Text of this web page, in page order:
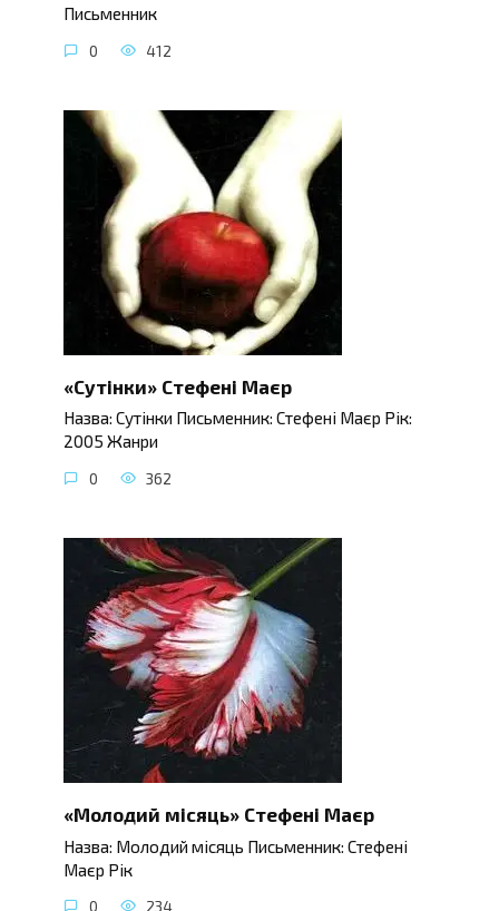
Письменник
0 412
«Сутінки» Стефені Маєр
Назва: Сутінки Письменник: Стефені Маєр Рік:
2005 Жанри
0 362
«Молодий місяць» Стефені Маєр
Назва: Молодий місяць Письменник: Стефені
Маєр Рік
0 234